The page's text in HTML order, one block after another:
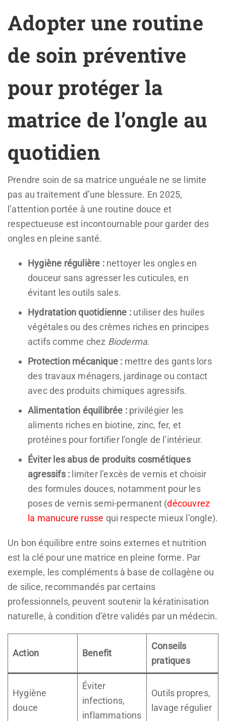
Adopter une routine
de soin préventive
pour protéger la
matrice de l’ongle au
quotidien
Prendre soin de sa matrice unguéale ne se limite
pas au traitement d’une blessure. En 2025,
l’attention portée à une routine douce et
respectueuse est incontournable pour garder des
ongles en pleine santé.
Hygiène régulière :nettoyer les ongles en
douceur sans agresser les cuticules, en
évitant les outils sales.
Hydratation quotidienne : utiliser des huiles
végétales ou des crèmes riches en principes
actifs comme chez Bioderma.
Protection mécanique : mettre des gants lors
des travaux ménagers, jardinage ou contact
avec des produits chimiques agressifs.
Alimentation équilibrée : privilégier les
aliments riches en biotine, zinc, fer, et
protéines pour fortifier l’ongle de l’intérieur.
Éviter les abus de produits cosmétiques
agressifs : limiter l’excès de vernis et choisir
des formules douces, notamment pour les
poses de vernis semi-permanent (découvrez
la manucure russe qui respecte mieux l’ongle).
Un bon équilibre entre soins externes et nutrition
est la clé pour une matrice en pleine forme. Par
exemple, les compléments à base de collagène ou
de silice, recommandés par certains
professionnels, peuvent soutenir la kératinisation
naturelle, à condition d’être validés par un médecin.
Action Benefit
Conseils
pratiques
Hygiène
douce
Éviter
infections,
inflammations
Outils propres,
lavage régulier